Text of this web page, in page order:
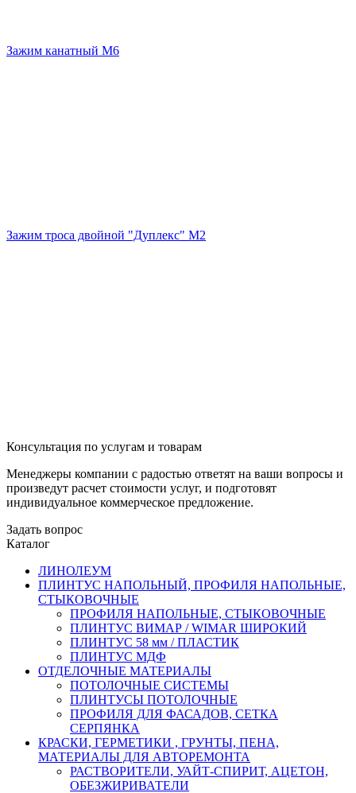
Зажим канатный М6
Зажим троса двойной "Дуплекс" М2
Консультация по услугам и товарам
Менеджеры компании с радостью ответят на ваши вопросы и
произведут расчет стоимости услуг, и подготовят
индивидуальное коммерческое предложение.
Задать вопрос
Каталог
ЛИНОЛЕУМ
ПЛИНТУС НАПОЛЬНЫЙ, ПРОФИЛЯ НАПОЛЬНЫЕ,
СТЫКОВОЧНЫЕ
ПРОФИЛЯ НАПОЛЬНЫЕ, СТЫКОВОЧНЫЕ
ПЛИНТУС ВИМАР / WIMAR ШИРОКИЙ
ПЛИНТУС 58 мм / ПЛАСТИК
ПЛИНТУС МДФ
ОТДЕЛОЧНЫЕ МАТЕРИАЛЫ
ПОТОЛОЧНЫЕ СИСТЕМЫ
ПЛИНТУСЫ ПОТОЛОЧНЫЕ
ПРОФИЛЯ ДЛЯ ФАСАДОВ, СЕТКА
СЕРПЯНКА
КРАСКИ, ГЕРМЕТИКИ , ГРУНТЫ, ПЕНА,
МАТЕРИАЛЫ ДЛЯ АВТОРЕМОНТА
РАСТВОРИТЕЛИ, УАЙТ-СПИРИТ, АЦЕТОН,
ОБЕЗЖИРИВАТЕЛИ